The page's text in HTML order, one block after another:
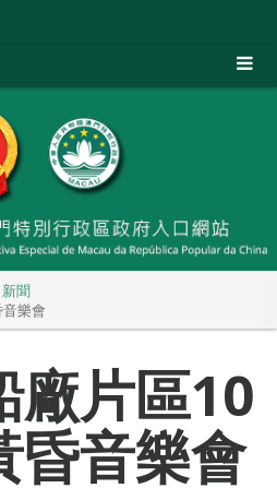
新聞
樂會
廠片區10
昏音樂會